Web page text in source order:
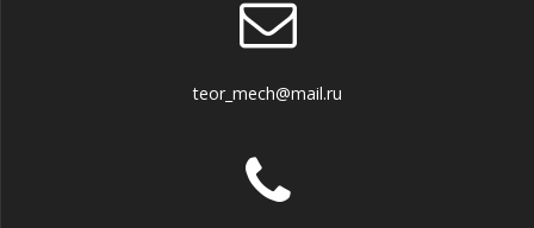
teor_mech@mail.ru